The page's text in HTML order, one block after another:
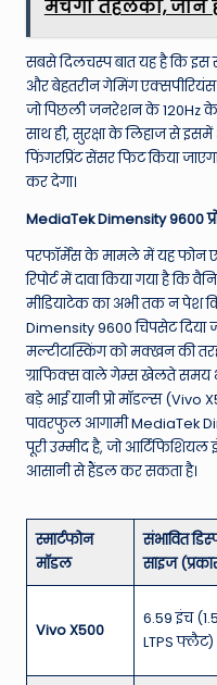
मचेगा तहलका, जानें
सबसे दिलचस्प बात यह है कि इस
और बेहतरीन गेमिंग एक्सपीरियंस
जो पिछली जनरेशन के 120Hz
साथ ही, सुरक्षा के लिहाज से
फिंगरप्रिंट सेंसर फिट किया
कर देगा।
MediaTek Dimensity 9600
परफॉर्मेंस के मामले में यह फोन
रिपोर्ट में दावा किया गया है कि
मीडियाटेक का अभी तक न पेश
Dimensity 9600 चिपसेट दिया
मल्टीटास्किंग को मक्खन की
ग्राफिक्स वाले गेम्स खेलते समय
बड़े भाई यानी प्रो मॉडल्स
पावरफुल आगामी MediaTek
पूरी उम्मीद है, जो
आसानी से हैंडल कर सकता है।
स्मार्टफोन
मॉडल
संभावित
साइज
Vivo X500
6.59 इंच
LTPS फ्लैट)